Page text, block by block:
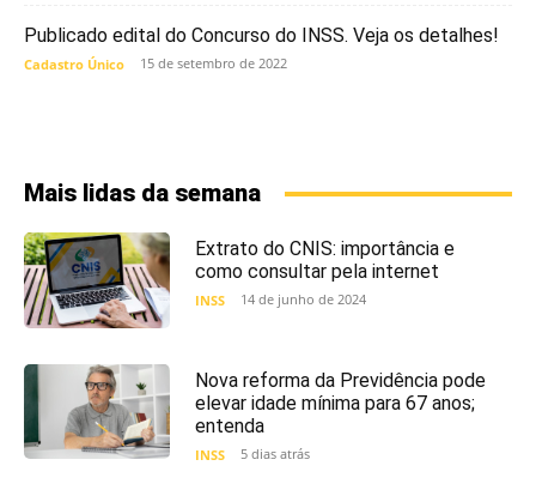
Publicado edital do Concurso do INSS. Veja os detalhes!
Cadastro Único 15 de setembro de 2022
Mais lidas da semana
Extrato do CNIS: importância e
como consultar pela internet
INSS 14 de junho de 2024
Nova reforma da Previdência pode
elevar idade mínima para 67 anos;
entenda
INSS 5 dias atrás